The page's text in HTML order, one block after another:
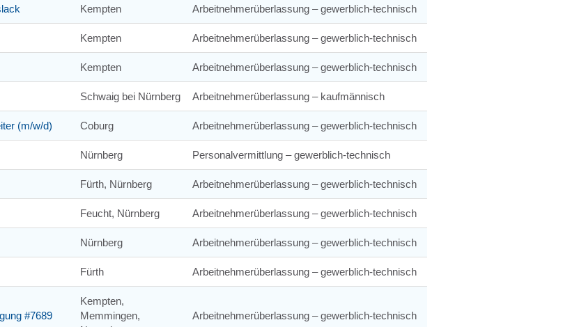
Kempten Arbeitnehmerüberlassung – gewerblich-technisch
Kempten Arbeitnehmerüberlassung – gewerblich-technisch
Kempten Arbeitnehmerüberlassung – gewerblich-technisch
Schwaig bei Nürnberg Arbeitnehmerüberlassung – kaufmännisch
(m/w/d) Coburg Arbeitnehmerüberlassung – gewerblich-technisch
Nürnberg Personalvermittlung – gewerblich-technisch
Fürth, Nürnberg Arbeitnehmerüberlassung – gewerblich-technisch
Feucht, Nürnberg Arbeitnehmerüberlassung – gewerblich-technisch
Nürnberg Arbeitnehmerüberlassung – gewerblich-technisch
Fürth Arbeitnehmerüberlassung – gewerblich-technisch
#7689
Kempten,
Memmingen,
Arbeitnehmerüberlassung – gewerblich-technisch